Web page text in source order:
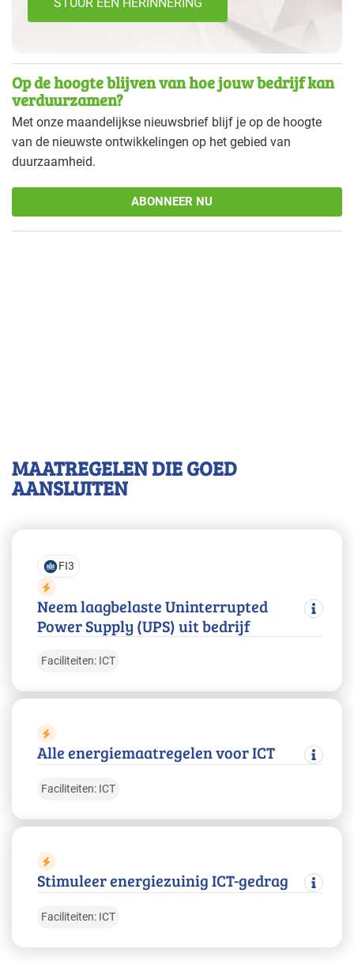
Op de hoogte blijven van hoe jouw bedrijf kan
verduurzamen?
Met onze maandelijkse nieuwsbrief blijf je op de hoogte
van de nieuwste ontwikkelingen op het gebied van
duurzaamheid.
ABONNEER NU
MAATREGELEN DIE GOED
AANSLUITEN
Neem laagbelaste Uninterrupted
Power Supply (UPS) uit bedrijf
Faciliteiten: ICT
FI3
Alle energiemaatregelen voor ICT
Faciliteiten: ICT
Stimuleer energiezuinig ICT-gedrag
Faciliteiten: ICT